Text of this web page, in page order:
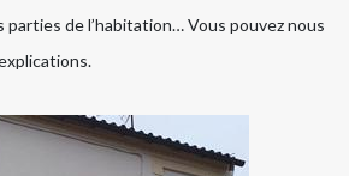
de l’habitation… Vous pouvez nous